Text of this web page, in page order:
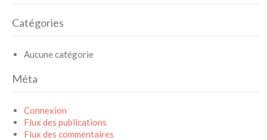
Catégories
Aucune catégorie
Méta
Connexion
Flux des publications
Flux des commentaires